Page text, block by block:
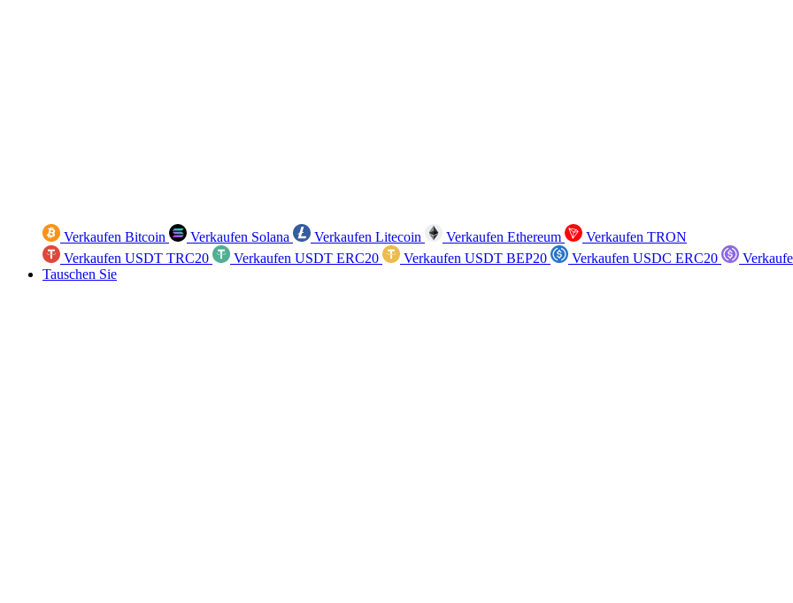
Verkaufen Bitcoin Verkaufen Solana Verkaufen Litecoin Verkaufen Ethereum
Verkaufen TRON
Verkaufen USDT TRC20
Verkaufen USDT ERC20 Verkaufen USDT BEP20 Verkaufen USDC ERC20
Tauschen Sie